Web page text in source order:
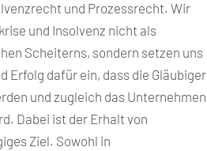
und Prozessrecht. Wir
und Insolvenz nicht als
Scheiterns, sondern setzen uns
Erfolg dafür ein, dass die Gläubiger
und zugleich das Unternehmen
Dabei ist der Erhalt von
Ziel. Sowohl in